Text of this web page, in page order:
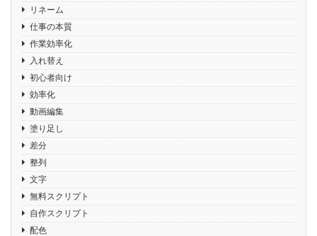
リネーム
仕事の本質
作業効率化
入れ替え
初心者向け
効率化
動画編集
塗り足し
差分
整列
文字
無料スクリプト
自作スクリプト
配色